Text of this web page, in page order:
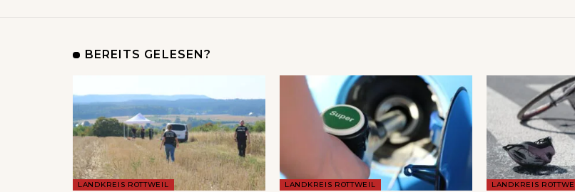
BEREITS GELESEN?
LANDKREIS ROTTWEIL LANDKREIS ROTTWEIL LANDKREIS